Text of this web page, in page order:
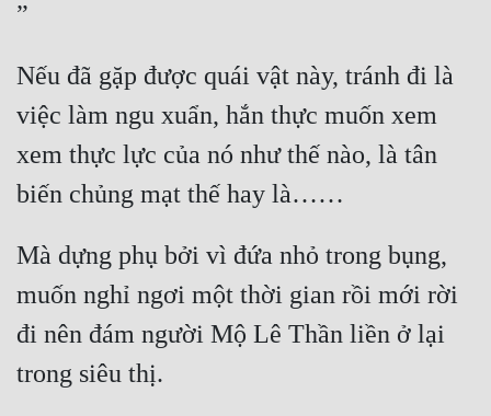
Trọng Sinh
Tu Chân
Tu Tiên
Tội Phạm
Vô Địch
Võ Hiệp
Võng Du
Xuyên Không
”
Nếu đã gặp được quái vật này, tránh đi là
việc làm ngu xuẩn, hắn thực muốn xem
xem thực lực của nó như thế nào, là tân
biến chủng mạt thế hay là……
Mà dựng phụ bởi vì đứa nhỏ trong bụng,
muốn nghỉ ngơi một thời gian rồi mới rời
đi nên đám người Mộ Lê Thần liền ở lại
trong siêu thị.